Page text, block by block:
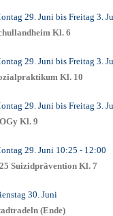
29. Juni bis Freitag 3.
Kl. 6
29. Juni bis Freitag 3.
Kl. 10
29. Juni bis Freitag 3.
Kl. 9
29. Juni 10:25 - 12:00
Suizidprävention Kl. 7
30. Juni
(Ende)